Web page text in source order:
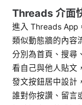
Threads 介面
進入 Threads App
類似動態牆的內容
分別為首頁、搜尋
看自己與他人貼文
發文按鈕居中設計
誰對你按讚、留言